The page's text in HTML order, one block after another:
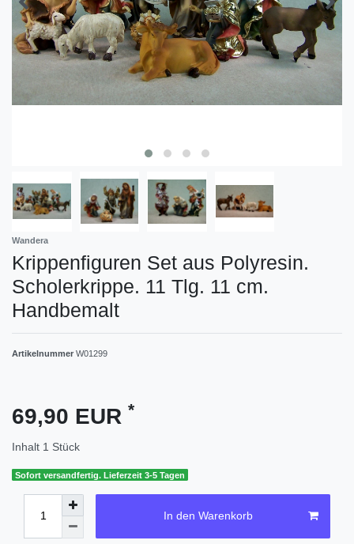
Wandera
Krippenfiguren Set aus Polyresin.
Scholerkrippe. 11 Tlg. 11 cm.
Handbemalt
Artikelnummer W01299
69,90 EUR *
Inhalt 1 Stück
Sofort versandfertig. Lieferzeit 3-5 Tagen
In den Warenkorb